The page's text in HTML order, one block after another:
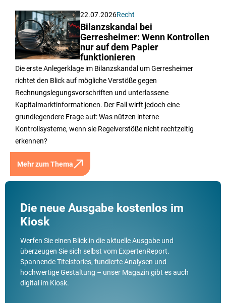
22.07.2026Recht
Bilanzskandal bei
Gerresheimer: Wenn Kontrollen
nur auf dem Papier
funktionieren
Die erste Anlegerklage im Bilanzskandal um Gerresheimer
richtet den Blick auf mögliche Verstöße gegen
Rechnungslegungsvorschriften und unterlassene
Kapitalmarktinformationen. Der Fall wirft jedoch eine
grundlegendere Frage auf: Was nützen interne
Kontrollsysteme, wenn sie Regelverstöße nicht rechtzeitig
erkennen?
Mehr zum Thema
Die neue Ausgabe kostenlos im
Kiosk
Werfen Sie einen Blick in die aktuelle Ausgabe und
überzeugen Sie sich selbst vom ExpertenReport.
Spannende Titelstories, fundierte Analysen und
hochwertige Gestaltung – unser Magazin gibt es auch
digital im Kiosk.